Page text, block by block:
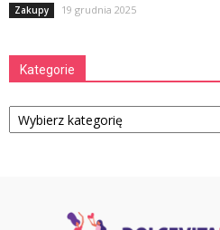
Zakupy 19 grudnia 2025
Kategorie
Kategorie